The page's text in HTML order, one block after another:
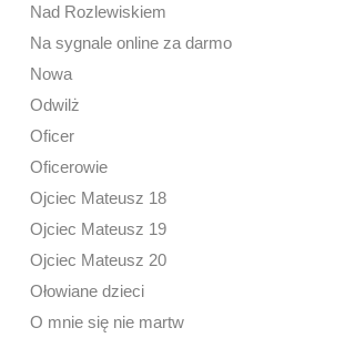
Nad Rozlewiskiem
Na sygnale online za darmo
Nowa
Odwilż
Oficer
Oficerowie
Ojciec Mateusz 18
Ojciec Mateusz 19
Ojciec Mateusz 20
Ołowiane dzieci
O mnie się nie martw